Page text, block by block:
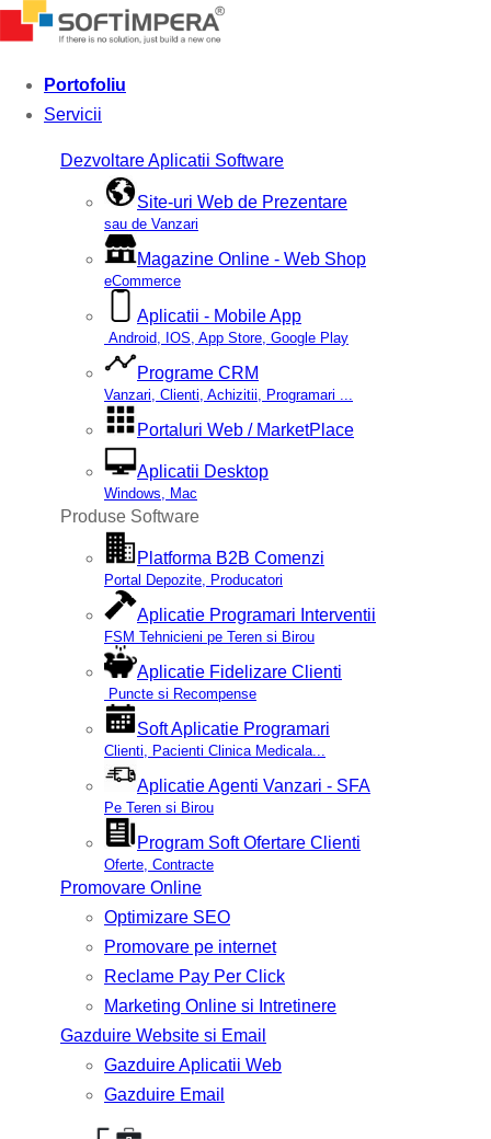
Portofoliu
Servicii
Dezvoltare Aplicatii Software
Site-uri Web de Prezentare
sau de Vanzari
Magazine Online - Web Shop
eCommerce
Aplicatii - Mobile App
Android, IOS, App Store, Google Play
Programe CRM
Vanzari, Clienti, Achizitii, Programari ...
Portaluri Web / MarketPlace
Aplicatii Desktop
Windows, Mac
Produse Software
Platforma B2B Comenzi
Portal Depozite, Producatori
Aplicatie Programari Interventii
FSM Tehnicieni pe Teren si Birou
Aplicatie Fidelizare Clienti
Puncte si Recompense
Soft Aplicatie Programari
Clienti, Pacienti Clinica Medicala...
Aplicatie Agenti Vanzari - SFA
Pe Teren si Birou
Program Soft Ofertare Clienti
Oferte, Contracte
Promovare Online
Optimizare SEO
Promovare pe internet
Reclame Pay Per Click
Marketing Online si Intretinere
Gazduire Website si Email
Gazduire Aplicatii Web
Gazduire Email